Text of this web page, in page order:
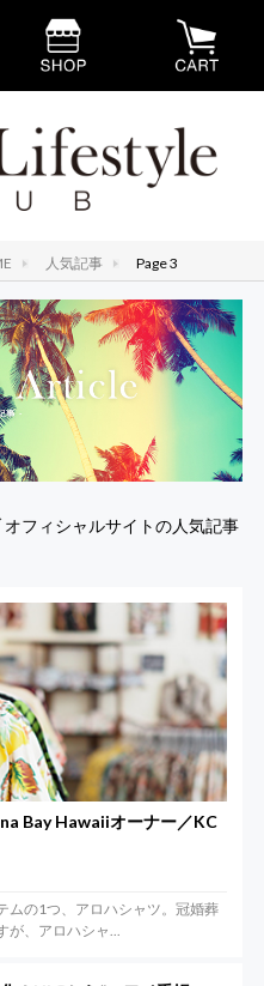
人気記事 Page 3
フィシャルサイトの人気記事
Bay Hawaiiオーナー／KC
ムの1つ、アロハシャツ。冠婚葬
、アロハシャ...